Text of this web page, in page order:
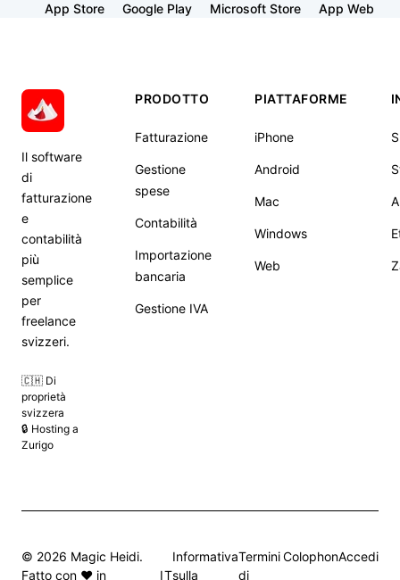
App Store Google Play Microsoft Store App Web
Il software
di
fatturazione
e
contabilità
più
semplice
per
freelance
svizzeri.
🇨🇭 Di
proprietà
svizzera
🔒 Hosting a
Zurigo
PRODOTTO
Fatturazione
Gestione
spese
Contabilità
Importazione
bancaria
Gestione IVA
PIATTAFORME
iPhone
Android
Mac
Windows
Web
© 2026 Magic Heidi.
Fatto con ❤️ in
IT
Informativa
sulla
Termini
di
ColophonAccedi